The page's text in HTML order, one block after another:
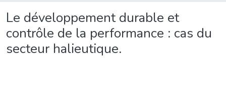
Le développement durable et
contrôle de la performance : cas du
secteur halieutique.